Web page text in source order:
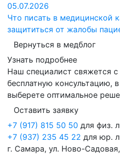
05.07.2026
Что писать в медицинской
защититься от жалобы
Вернуться в медблог
Узнать подробнее
Наш специалист свяжется
бесплатную консультацию,
выберете оптимальное
Оставить заявку
+7 (917) 815 50 50 для физ.
+7 (937) 235 45 22 для юр.
г. Самара, ул. Ново-